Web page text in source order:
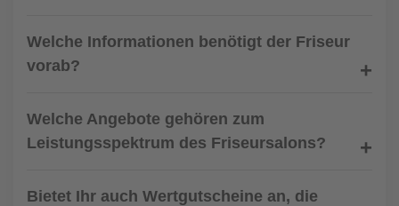
Welche Informationen benötigt der Friseur
vorab?
Welche Angebote gehören zum
Leistungsspektrum des Friseursalons?
Bietet Ihr auch Wertgutscheine an, die